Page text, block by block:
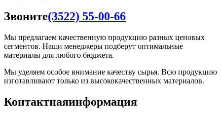
Звоните(3522) 55-00-66
Мы предлагаем качественную продукцию разных ценовых
сегментов. Наши менеджеры подберут оптимальные
материалы для любого бюджета.
Мы уделяем особое внимание качеству сырья. Всю продукцию
изготавливают только из высококачественных материалов.
Контактнаяинформация